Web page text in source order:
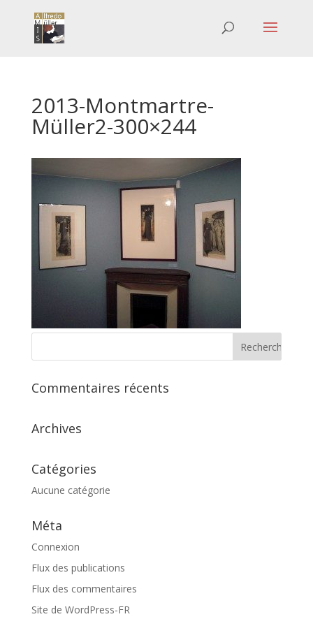
2013-Montmartre-
Müller2-300×244
Commentaires récents
Archives
Catégories
Aucune catégorie
Méta
Connexion
Flux des publications
Flux des commentaires
Site de WordPress-FR